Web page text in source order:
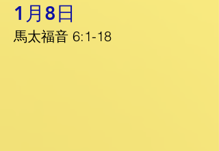
1月8日
馬太福音 6:1-18